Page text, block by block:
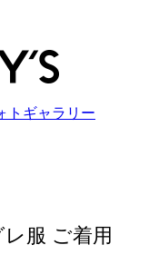
トギャラリー
服 ご着用